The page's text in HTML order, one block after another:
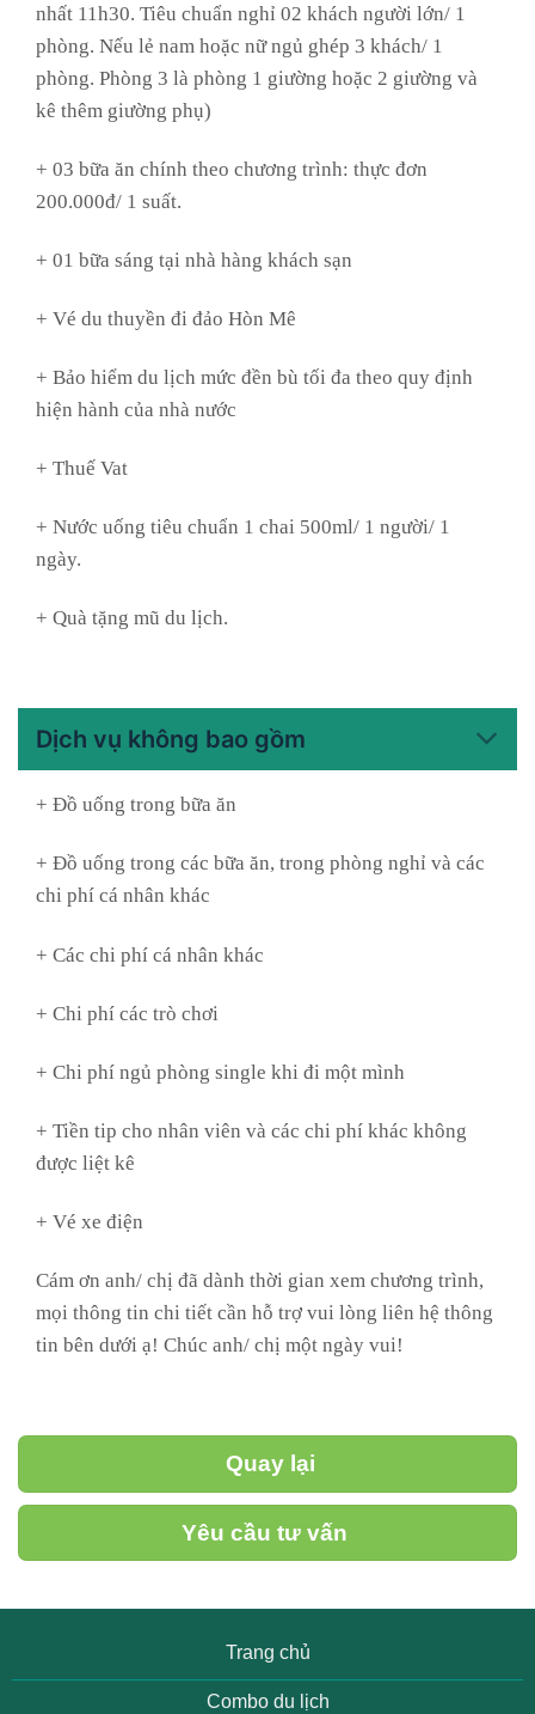
nhất 11h30. Tiêu chuẩn nghỉ 02 khách người lớn/ 1
phòng. Nếu lẻ nam hoặc nữ ngủ ghép 3 khách/ 1
phòng. Phòng 3 là phòng 1 giường hoặc 2 giường và
kê thêm giường phụ)
+ 03 bữa ăn chính theo chương trình: thực đơn
200.000đ/ 1 suất.
+ 01 bữa sáng tại nhà hàng khách sạn
+ Vé du thuyền đi đảo Hòn Mê
+ Bảo hiểm du lịch mức đền bù tối đa theo quy định
hiện hành của nhà nước
+ Thuế Vat
+ Nước uống tiêu chuẩn 1 chai 500ml/ 1 người/ 1
ngày.
+ Quà tặng mũ du lịch.
Dịch vụ không bao gồm
+ Đồ uống trong bữa ăn
+ Đồ uống trong các bữa ăn, trong phòng nghỉ và các
chi phí cá nhân khác
+ Các chi phí cá nhân khác
+ Chi phí các trò chơi
+ Chi phí ngủ phòng single khi đi một mình
+ Tiền tip cho nhân viên và các chi phí khác không
được liệt kê
+ Vé xe điện
Cám ơn anh/ chị đã dành thời gian xem chương trình,
mọi thông tin chi tiết cần hỗ trợ vui lòng liên hệ thông
tin bên dưới ạ! Chúc anh/ chị một ngày vui!
Quay lại
Yêu cầu tư vấn
Trang chủ
Combo du lịch